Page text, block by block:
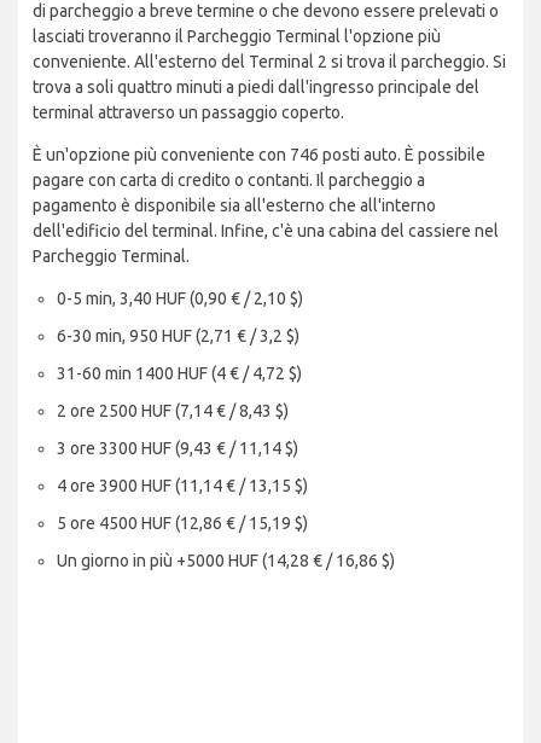
di parcheggio a breve termine o che devono essere prelevati o
lasciati troveranno il Parcheggio Terminal l'opzione più
conveniente. All'esterno del Terminal 2 si trova il parcheggio. Si
trova a soli quattro minuti a piedi dall'ingresso principale del
terminal attraverso un passaggio coperto.
È un'opzione più conveniente con 746 posti auto. È possibile
pagare con carta di credito o contanti. Il parcheggio a
pagamento è disponibile sia all'esterno che all'interno
dell'edificio del terminal. Infine, c'è una cabina del cassiere nel
Parcheggio Terminal.
0-5 min, 3,40 HUF (0,90 € / 2,10 $)
6-30 min, 950 HUF (2,71 € / 3,2 $)
31-60 min 1400 HUF (4 € / 4,72 $)
2 ore 2500 HUF (7,14 € / 8,43 $)
3 ore 3300 HUF (9,43 € / 11,14 $)
4 ore 3900 HUF (11,14 € / 13,15 $)
5 ore 4500 HUF (12,86 € / 15,19 $)
Un giorno in più +5000 HUF (14,28 € / 16,86 $)